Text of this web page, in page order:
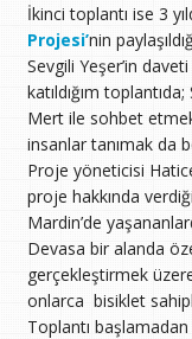
İkinci toplantı ise 3
Projesi’nin
Sevgili Yeşer’in
katıldığım
Mert ile sohbet
insanlar tanımak da
Proje yöneticisi Hatice
proje hakkında
Mardin’de
Devasa bir alanda
gerçekleştirmek
onlarca bisiklet
Toplantı başlamadan